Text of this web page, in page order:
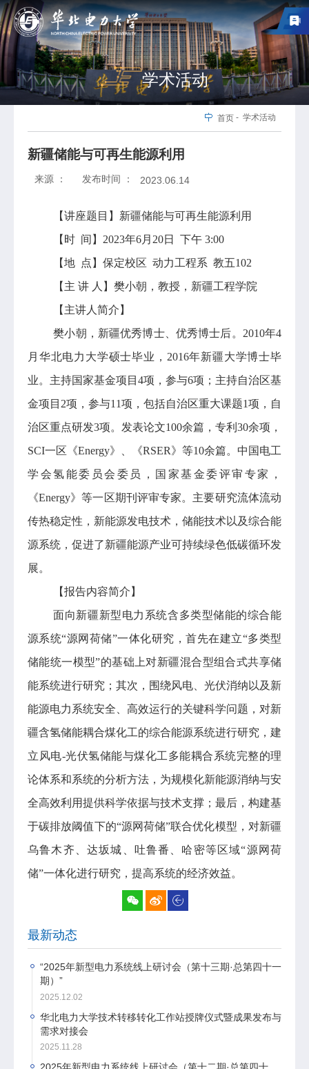
学术活动
首页 - 学术活动
新疆储能与可再生能源利用
来源 ： 发布时间 ： 2023.06.14
【讲座题目】新疆储能与可再生能源利用
【时 间】2023年6月20日 下午 3:00
【地 点】保定校区 动力工程系 教五102
【主 讲 人】樊小朝，教授，新疆工程学院
【主讲人简介】
樊小朝，新疆优秀博士、优秀博士后。2010年4
月华北电力大学硕士毕业，2016年新疆大学博士毕
业。主持国家基金项目4项，参与6项；主持自治区基
金项目2项，参与11项，包括自治区重大课题1项，自
治区重点研发3项。发表论文100余篇，专利30余项，
SCI一区《Energy》、《RSER》等10余篇。中国电工
学会氢能委员会委员，国家基金委评审专家，
《Energy》等一区期刊评审专家。主要研究流体流动
传热稳定性，新能源发电技术，储能技术以及综合能
源系统，促进了新疆能源产业可持续绿色低碳循环发
展。
【报告内容简介】
面向新疆新型电力系统含多类型储能的综合能
源系统“源网荷储”一体化研究，首先在建立“多类型
储能统一模型”的基础上对新疆混合型组合式共享储
能系统进行研究；其次，围绕风电、光伏消纳以及新
能源电力系统安全、高效运行的关键科学问题，对新
疆含氢储能耦合煤化工的综合能源系统进行研究，建
立风电-光伏氢储能与煤化工多能耦合系统完整的理
论体系和系统的分析方法，为规模化新能源消纳与安
全高效利用提供科学依据与技术支撑；最后，构建基
于碳排放阈值下的“源网荷储”联合优化模型，对新疆
乌鲁木齐、达坂城、吐鲁番、哈密等区域“源网荷
储”一体化进行研究，提高系统的经济效益。
最新动态
“2025年新型电力系统线上研讨会（第十三期·总第四十一
期）”
2025.12.02
华北电力大学技术转移转化工作站授牌仪式暨成果发布与
需求对接会
2025.11.28